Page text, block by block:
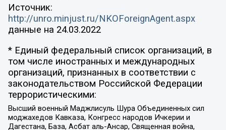
Источник:
http://unro.minjust.ru/NKOForeignAgent.aspx
данные на 24.03.2022
* Единый федеральный список организаций, в
том числе иностранных и международных
организаций, признанных в соответствии с
законодательством Российской Федерации
террористическими:
Высший военный Маджлисуль Шура Объединенных сил
моджахедов Кавказа, Конгресс народов Ичкерии и
Дагестана, База, Асбат аль-Ансар, Священная война,